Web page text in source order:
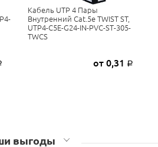
Кабель UTP 4 Пары
Внутренний Cat.5е TWIST ST,
UTP4-C5E-G24-IN-PVC-ST-305-
TWCS
от 0,31 Р
выгоды